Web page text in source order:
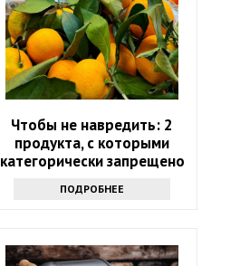
Чтобы не навредить: 2
продукта, с которыми
категорически запрещено
ПОДРОБНЕЕ